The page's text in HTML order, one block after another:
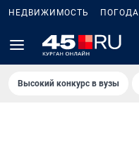
НЕДВИЖИМОСТЬ ПОГОДА
Высокий конкурс в вузы